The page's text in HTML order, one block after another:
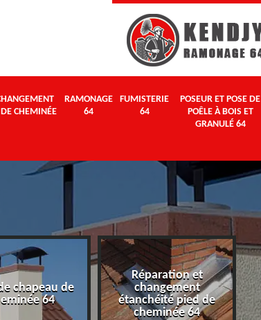
CHEMINÉE
RAMONAGE
64
FUMISTERIE
64
POSEUR ET POSE DE
POÊLE À BOIS ET
GRANULÉ 64
chapeau de
64
Réparation et
changement
étanchéité pied de
cheminée 64